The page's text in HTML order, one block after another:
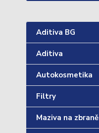
Aditiva BG
Aditiva
Autokosmetika
Filtry
Maziva na zbraně